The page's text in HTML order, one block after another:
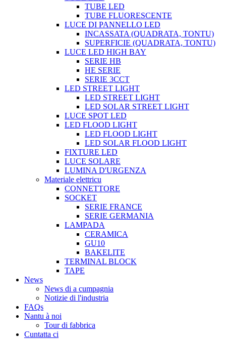
TUBE LED
TUBE FLUORESCENTE
LUCE DI PANNELLO LED
INCASSATA (QUADRATA, TONTU)
SUPERFICIE (QUADRATA, TONTU)
LUCE LED HIGH BAY
SERIE HB
HE SERIE
SERIE 3CCT
LED STREET LIGHT
LED STREET LIGHT
LED SOLAR STREET LIGHT
LUCE SPOT LED
LED FLOOD LIGHT
LED FLOOD LIGHT
LED SOLAR FLOOD LIGHT
FIXTURE LED
LUCE SOLARE
LUMINA D'URGENZA
Materiale elettricu
CONNETTORE
SOCKET
SERIE FRANCE
SERIE GERMANIA
LAMPADA
CERAMICA
GU10
BAKELITE
TERMINAL BLOCK
TAPE
News
News di a cumpagnia
Notizie di l'industria
FAQs
Nantu à noi
Tour di fabbrica
Cuntatta ci